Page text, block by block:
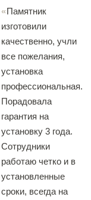
Памятник
изготовили
качественно, учли
все пожелания,
установка
профессиональная.
Порадовала
гарантия на
установку 3 года.
Сотрудники
работаю четко и в
установленные
сроки, всегда на